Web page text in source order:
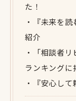
た！
・『未来を
紹介
・「相談者
ランキングに
・『安心し